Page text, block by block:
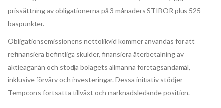
prissättning av obligationerna på 3 månaders STIBOR plus 525
baspunkter.
Obligationsemissionens nettolikvid kommer användas för att
refinansiera befintliga skulder, finansiera återbetalning av
aktieägarlån och stödja bolagets allmänna företagsändamål,
inklusive förvärv och investeringar. Dessa initiativ stödjer
Tempcon’s fortsatta tillväxt och marknadsledande position.